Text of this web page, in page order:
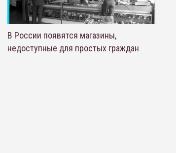
В России появятся магазины,
недоступные для простых граждан